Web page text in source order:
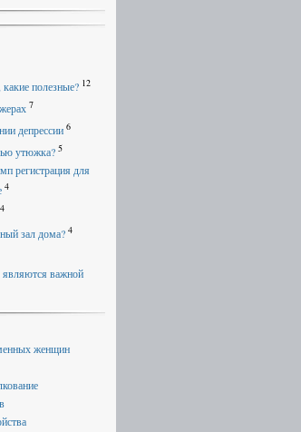
полезные? 12
7
депрессии 6
утюжка? 5
регистрация для
4
4
зал дома? 4
важной
женщин